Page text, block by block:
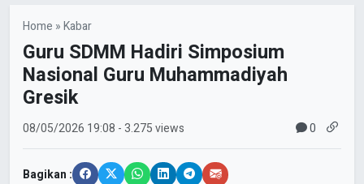
Home »Kabar
Guru SDMM Hadiri Simposium
Nasional Guru Muhammadiyah
Gresik
08/05/2026 19:08 - 3.275 views 0
Bagikan :